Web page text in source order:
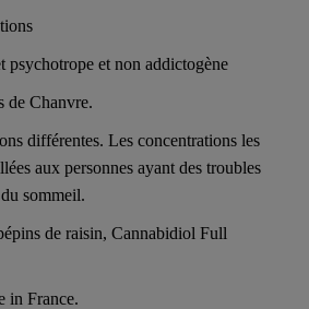
psychotrope et non addictogène
de Chanvre.
différentes. Les concentrations les
aux personnes ayant des troubles
sommeil.
de raisin, Cannabidiol Full
in France.